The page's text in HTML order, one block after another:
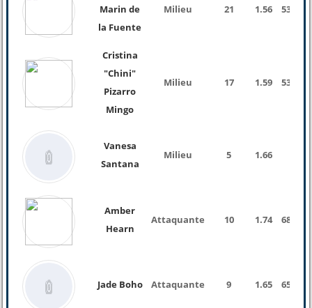
Marin de
la Fuente
Milieu 21 1.56 53 Kg
Cristina
"Chini"
Pizarro
Mingo
Milieu 17 1.59 53 Kg
Vanesa
Santana
Milieu 5 1.66
Amber
Hearn
Attaquante 10 1.74 68 Kg
Jade Boho Attaquante 9 1.65 65 Kg